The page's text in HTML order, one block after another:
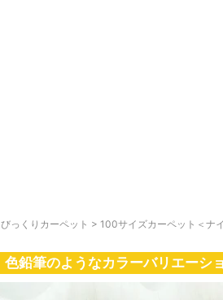
びっくりカーペット > 100サイズカーペット＜ナ
色鉛筆のようなカラーバリエーシ